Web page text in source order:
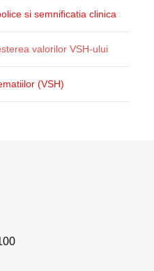
si semnificatia clinica
valorilor VSH-ului
(VSH)